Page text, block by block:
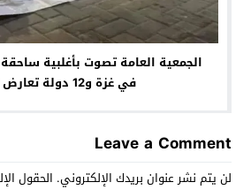
الجمعية العامة تصوت بأغلبية
في غزة و12 دولة تعارض القرار
Leave a Comment
لن يتم نشر عنوان بريدك الإلكتروني. الحقول